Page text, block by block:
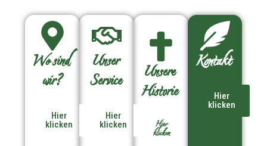
Wo sind
wir?
Hier
klicken
Unser
Service
Hier
klicken
Unsere
Historie
Hier
klicken
Kontakt
Hier
klicken